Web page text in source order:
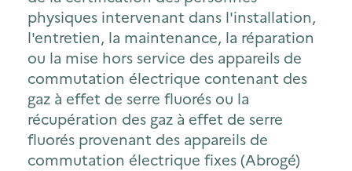
physiques intervenant dans l'installation,
l'entretien, la maintenance, la réparation
ou la mise hors service des appareils de
commutation électrique contenant des
gaz à effet de serre fluorés ou la
récupération des gaz à effet de serre
fluorés provenant des appareils de
commutation électrique fixes (Abrogé)